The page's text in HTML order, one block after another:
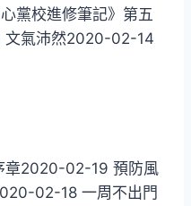
黨校進修筆記》第五
文氣沛然2020-02-14
章2020-02-19 預防風
02-18 一周不出門